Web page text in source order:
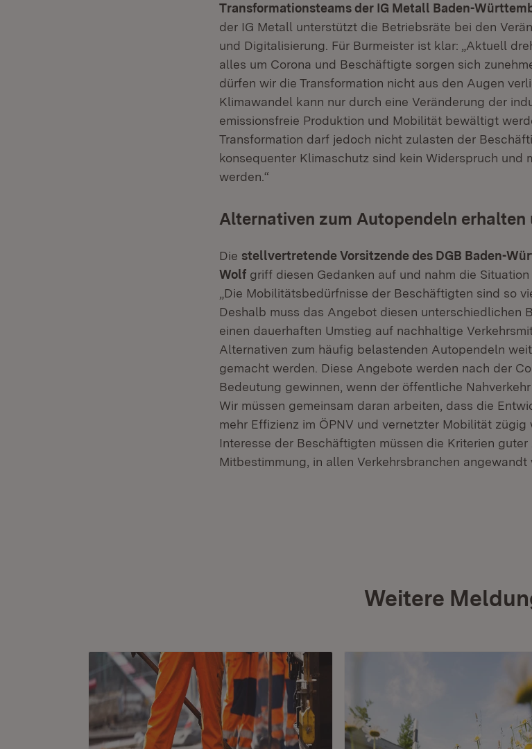
Transformationsteams der IG Metall Baden-
der IG Metall unterstützt die Betriebsräte bei den
und Digitalisierung. Für Burmeister ist klar: „Aktuell
alles um Corona und Beschäftigte sorgen sich
dürfen wir die Transformation nicht aus den Augen
Klimawandel kann nur durch eine Veränderung der
emissionsfreie Produktion und Mobilität bewältigt
Transformation darf jedoch nicht zulasten der
konsequenter Klimaschutz sind kein Widerspruch und
werden.“
Alternativen zum Autopendeln erhalten
Die stellvertretende Vorsitzende des DGB Baden-
Wolf griff diesen Gedanken auf und nahm die
„Die Mobilitätsbedürfnisse der Beschäftigten sind so
Deshalb muss das Angebot diesen unterschiedlichen
einen dauerhaften Umstieg auf nachhaltige
Alternativen zum häufig belastenden Autopendeln
gemacht werden. Diese Angebote werden nach der
Bedeutung gewinnen, wenn der öffentliche
Wir müssen gemeinsam daran arbeiten, dass die
mehr Effizienz im ÖPNV und vernetzter Mobilität
Interesse der Beschäftigten müssen die Kriterien
Mitbestimmung, in allen Verkehrsbranchen angewandt
Weitere